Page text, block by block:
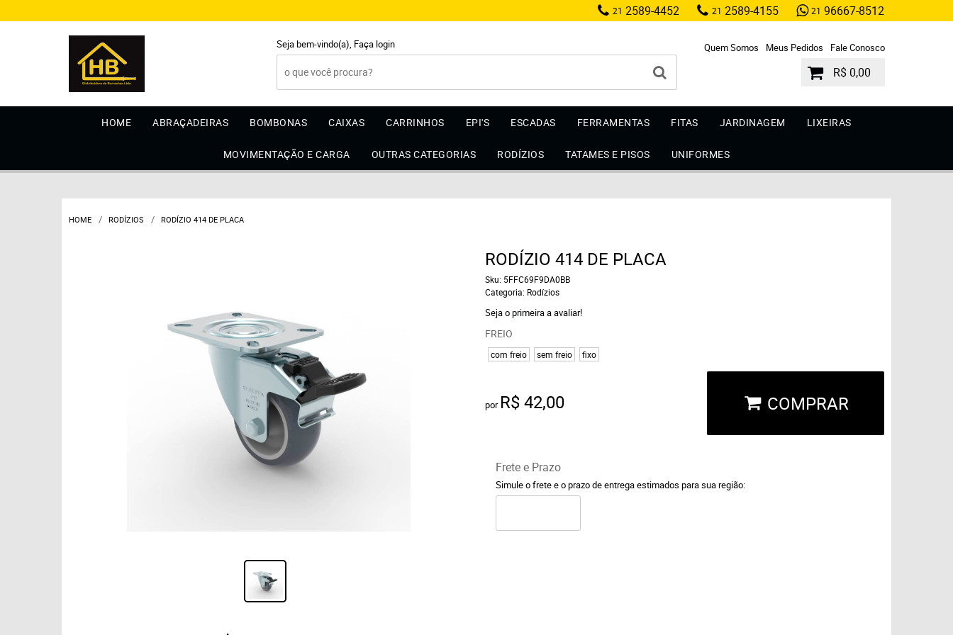
21 2589-4452 21 2589-4155 21 96667-8512
Seja bem-vindo(a), Faça login Quem Somos Meus Pedidos Fale Conosco
R$ 0,00
HOME ABRAÇADEIRAS BOMBONAS CAIXAS CARRINHOS EPI'S ESCADAS FERRAMENTAS FITAS JARDINAGEM LIXEIRAS
MOVIMENTAÇÃO E CARGA OUTRAS CATEGORIAS RODÍZIOS TATAMES E PISOS UNIFORMES
HOME RODÍZIOS RODÍZIO 414 DE PLACA
RODÍZIO 414 DE PLACA
Sku: 5FFC69F9DA0BB
Categoria: Rodízios
Seja o primeira a avaliar!
FREIO
com freio sem freio fixo
por R$ 42,00 COMPRAR
Frete e Prazo
Simule o frete e o prazo de entrega estimados para sua região: